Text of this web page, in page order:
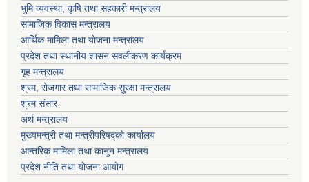
भुमि व्यवस्था, कृषि तथा सहकारी मन्त्रालय
सामाजिक विकास मन्त्रालय
आर्थिक मामिला तथा याेजना मन्त्रालय
प्रदेश तथा स्थानीय शासन सवलीकरण कार्यक्रम
गृह मन्त्रालय
श्रम, रोजगार तथा सामाजिक सुरक्षा मन्त्रालय
श्रम संसार
अर्थ मन्त्रालय
मुख्यमन्त्री तथा मन्त्रीपरिषद्को कार्यालय
आन्तरिक मामिला तथा कानुन मन्त्रालय
प्रदेश नीति तथा योजना आयोग